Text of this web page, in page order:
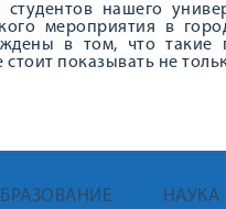
нашего
мероприятия в
в том, что
показывать не
НАУКА